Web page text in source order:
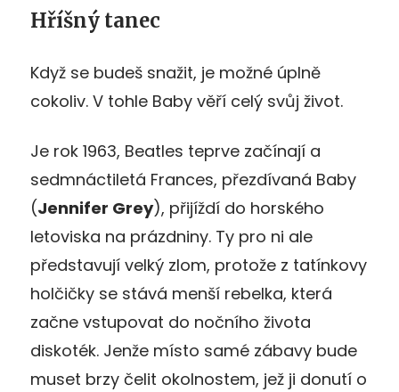
Hříšný tanec
Když se budeš snažit, je možné úplně
cokoliv. V tohle Baby věří celý svůj život.
Je rok 1963, Beatles teprve začínají a
sedmnáctiletá Frances, přezdívaná Baby
(Jennifer Grey), přijíždí do horského
letoviska na prázdniny. Ty pro ni ale
představují velký zlom, protože z tatínkovy
holčičky se stává menší rebelka, která
začne vstupovat do nočního života
diskoték. Jenže místo samé zábavy bude
muset brzy čelit okolnostem, jež ji donutí o